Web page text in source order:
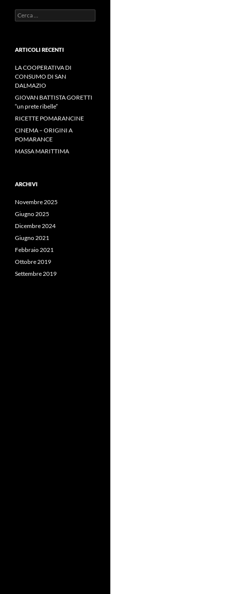
Ricerca
per:
ARTICOLI RECENTI
LA COOPERATIVA DI
CONSUMO DI SAN
DALMAZIO
GIOVAN BATTISTA GORETTI
“un prete ribelle”
RICETTE POMARANCINE
CINEMA – ORIGINI A
POMARANCE
MASSA MARITTIMA
ARCHIVI
Novembre 2025
Giugno 2025
Dicembre 2024
Giugno 2021
Febbraio 2021
Ottobre 2019
Settembre 2019